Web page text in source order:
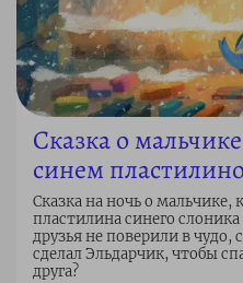
Сказка о
синем
Сказка на ночь о мальчике,
пластилина синего
друзья не поверили в чудо,
сделал Эльдарчик, чтобы
друга?